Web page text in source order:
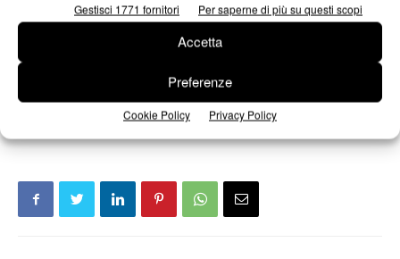
Gestisci 1771 fornitori Per saperne di più su questi scopi
Accetta
Preferenze
Cookie Policy Privacy Policy